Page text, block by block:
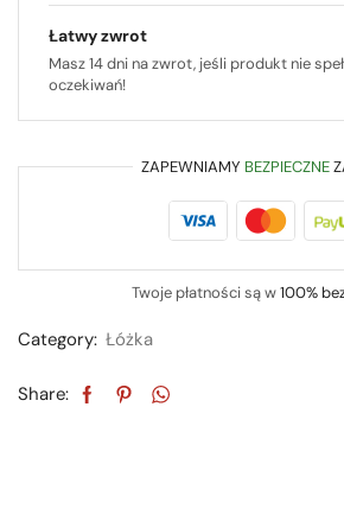
Łatwy zwrot
Masz 14 dni na zwrot, jeśli produkt nie
oczekiwań!
ZAPEWNIAMY BEZPIECZNE
Twoje płatności są w100%
Category: Łóżka
Share: